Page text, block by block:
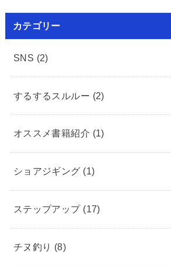
カテゴリー
SNS (2)
するするスルルー (2)
オススメ書籍紹介 (1)
ショアジギング (1)
ステップアップ (17)
チヌ釣り (8)